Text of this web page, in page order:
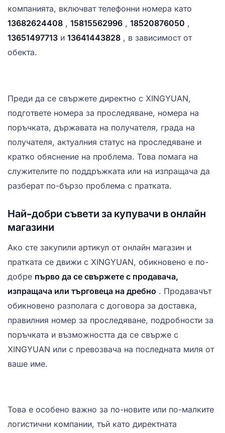
компанията, включват телефонни номера като
13682624408 , 15815562996 , 18520876050 ,
13651497713 и 13641443828 , в зависимост от
обекта.
Преди да се свържете директно с XINGYUAN,
подгответе номера за проследяване, номера на
поръчката, държавата на получателя, града на
получателя, актуалния статус на проследяване и
кратко обяснение на проблема. Това помага на
служителите по поддръжката или на изпращача да
разберат по-бързо проблема с пратката.
Най-добри съвети за купувачи в онлайн
магазини
Ако сте закупили артикул от онлайн магазин и
пратката се движи с XINGYUAN, обикновено е по-
добре първо да се свържете с продавача,
изпращача или търговеца на дребно . Продавачът
обикновено разполага с договора за доставка,
правилния номер за проследяване, подробности за
поръчката и възможността да се свърже с
XINGYUAN или с превозвача на последната миля от
ваше име.
Това е особено важно за по-новите или по-малките
логистични компании, тъй като директната